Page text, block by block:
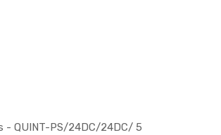
- QUINT-PS/24DC/24DC/ 5